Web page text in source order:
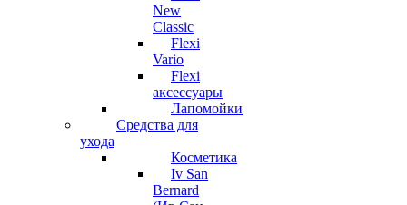
New
Classic
Flexi
Vario
Flexi
аксессуары
Лапомойки
Средства для
ухода
Косметика
Iv San
Bernard